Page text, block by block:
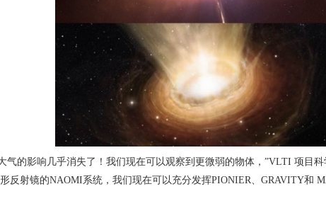
气的影响几乎消失了！我们现在可以观察到更微弱的物体，”VLTI 项目科
反射镜的NAOMI系统，我们现在可以充分发挥PIONIER、 GRAVITY和